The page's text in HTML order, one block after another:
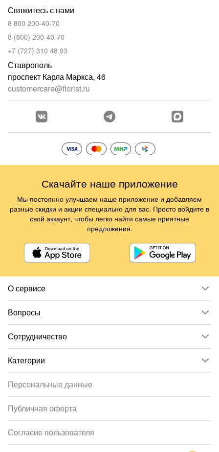
О сервисе
Вопросы
Сотрудничество
Категории
Свяжитесь с нами
8 800 200-40-70
8 (800) 200-40-70
+7 (727) 310 48 93
Ставрополь
проспект Карла Маркса, 46
customercare@florist.ru
Персональные данные
Публичная оферта
Согласие пользователя
Скачайте наше приложение
Мы постоянно улучшаем наше приложение и добавляем
разные скидки и акции специально для вас. Просто войдите в
свой аккаунт, чтобы легко найти самые приятные
предложения.